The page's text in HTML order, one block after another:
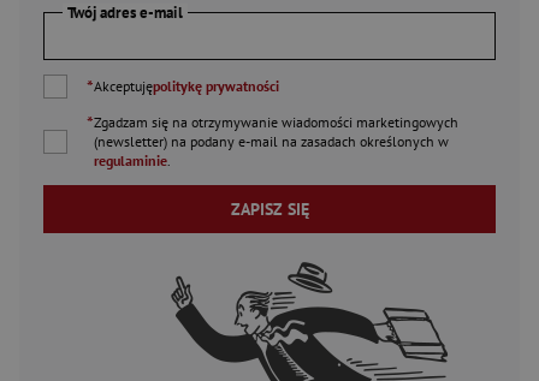
Twój adres e-mail
*Akceptujępolitykę prywatności
*Zgadzam się na otrzymywanie wiadomości marketingowych
(newsletter) na podany e-mail na zasadach określonych w
regulaminie
ZAPISZ SIĘ